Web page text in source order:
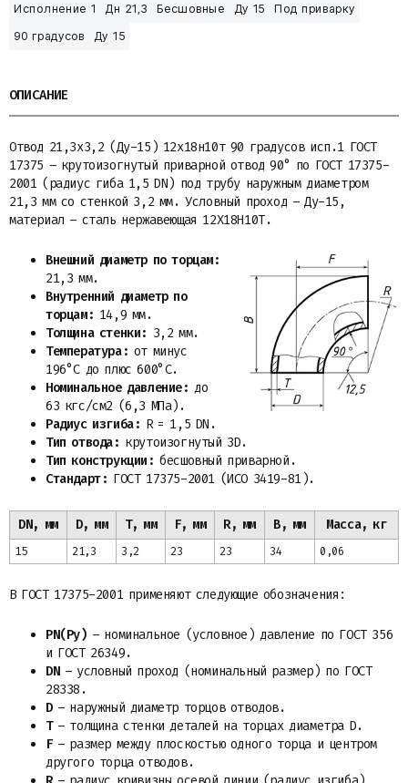
Исполнение 1
Дн 21,3 Бесшовные Ду 15
Под приварку
90 градусов
Ду 15
ОПИСАНИЕ
Отвод 21,3х3,2 (Ду-15) 12х18н10т 90 градусов исп.1 ГОСТ
17375 – крутоизогнутый приварной отвод 90° по ГОСТ 17375-
2001 (радиус гиба 1,5 DN) под трубу наружным диаметром
21,3 мм со стенкой 3,2 мм. Условный проход – Ду-15,
материал – сталь нержавеющая 12Х18Н10Т.
Внешний диаметр по торцам:
21,3 мм.
Внутренний диаметр по
торцам: 14,9 мм.
Толщина стенки: 3,2 мм.
Температура: от минус
196°С до плюс 600°С.
Номинальное давление: до
63 кгс/см2 (6,3 МПа).
Радиус изгиба: R = 1,5 DN.
Тип отвода: крутоизогнутый 3D.
Тип конструкции: бесшовный приварной.
Стандарт: ГОСТ 17375-2001 (ИСО 3419-81).
DN, мм D, мм T, мм F, мм R, мм B, мм Масса, кг
15 21,3 3,2 23 23 34 0,06
В ГОСТ 17375-2001 применяют следующие обозначения:
PN(Ру) – номинальное (условное) давление по ГОСТ 356
и ГОСТ 26349.
DN– условный проход (номинальный размер) по ГОСТ
28338.
D– наружный диаметр торцов отводов.
T– толщина стенки деталей на торцах диаметра D.
F– размер между плоскостью одного торца и центром
другого торца отводов.